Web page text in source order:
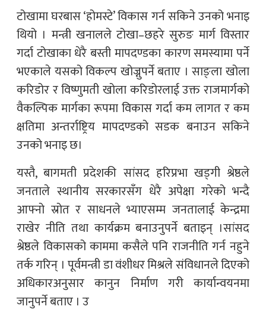
टोखामा घरबास ‘होमस्टे’ विकास गर्न सकिने उनको भनाइ
थियो । मन्त्री खनालले टोखा–छहरे सुरुङ मार्ग विस्तार
गर्दा टोखाका धेरै बस्ती मापदण्डका कारण समस्यामा पर्ने
भएकाले यसको विकल्प खोज्नुपर्ने बताए । साङ्ला खोला
करिडोर र विष्णुमती खोला करिडोरलाई उक्त राजमार्गको
वैकल्पिक मार्गका रूपमा विकास गर्दा कम लागत र कम
क्षतिमा अन्तर्राष्ट्रिय मापदण्डको सडक बनाउन सकिने
उनको भनाइ छ।
यस्तै, बागमती प्रदेशकी सांसद हरिप्रभा खड्गी श्रेष्ठले
जनताले स्थानीय सरकारसँग धेरै अपेक्षा गरेको भन्दै
आफ्नो स्रोत र साधनले भ्याएसम्म जनतालाई केन्द्रमा
राखेर नीति तथा कार्यक्रम बनाउनुपर्ने बताइन् ।सांसद
श्रेष्ठले विकासको काममा कसैले पनि राजनीति गर्न नहुने
तर्क गरिन् । पूर्वमन्त्री डा वंशीधर मिश्रले संविधानले दिएको
अधिकारअनुसार कानुन निर्माण गरी कार्यान्वयनमा
जानुपर्ने बताए । उ